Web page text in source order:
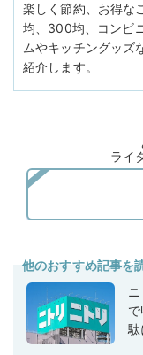
楽しく節約、お得な
均、300均、コンビ
ムやキッチングッズ
紹介します。
ライ
他のおすすめ記事を
駄